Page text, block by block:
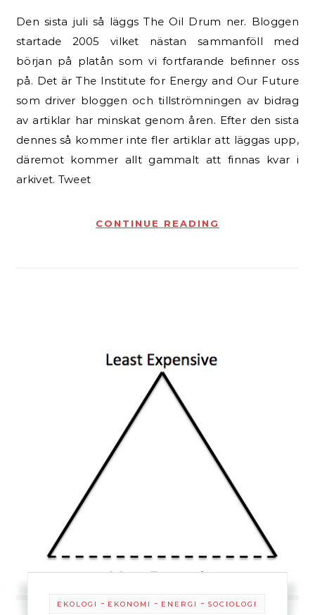
Den sista juli så läggs The Oil Drum ner. Bloggen
startade 2005 vilket nästan sammanföll med
början på platån som vi fortfarande befinner oss
på. Det är The Institute for Energy and Our Future
som driver bloggen och tillströmningen av bidrag
av artiklar har minskat genom åren. Efter den sista
dennes så kommer inte fler artiklar att läggas upp,
däremot kommer allt gammalt att finnas kvar i
arkivet. Tweet
CONTINUE READING
EKOLOGI - EKONOMI - ENERGI - SOCIOLOGI